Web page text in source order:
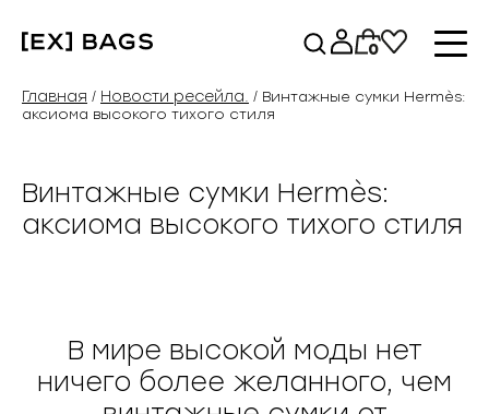
содержимому
0
Главная / Новости ресейла. / Винтажные сумки Hermès:
аксиома высокого тихого стиля
Винтажные сумки Hermès:
аксиома высокого тихого стиля
В мире высокой моды нет
ничего более желанного, чем